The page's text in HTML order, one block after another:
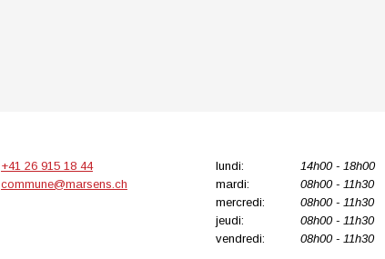
+41 26 915 18 44
commune@marsens.ch
lundi:
14h00 - 18h00
mardi:
08h00 - 11h30
mercredi:
08h00 - 11h30
jeudi:
08h00 - 11h30
vendredi:
08h00 - 11h30